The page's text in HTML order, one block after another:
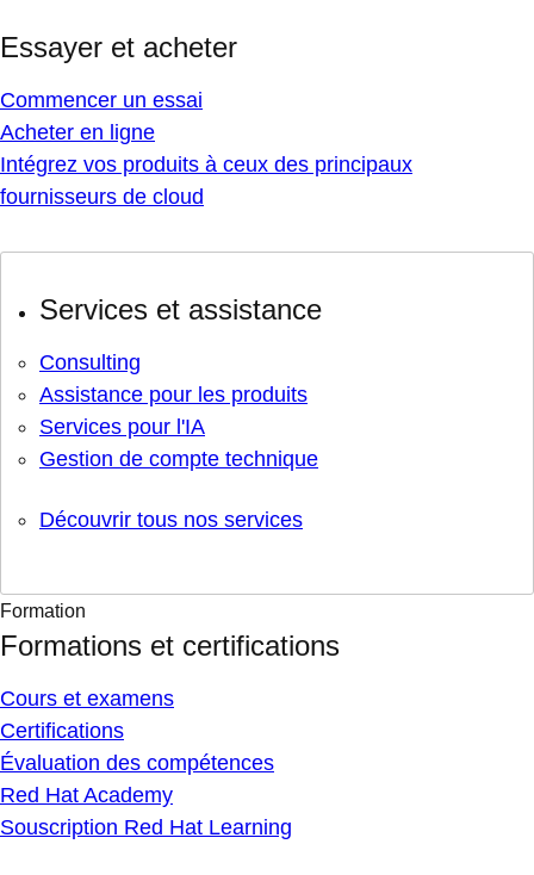
Essayer et acheter
Commencer un essai
Acheter en ligne
Intégrez vos produits à ceux des principaux
fournisseurs de cloud
Services et assistance
Consulting
Assistance pour les produits
Services pour l'IA
Gestion de compte technique
Découvrir tous nos services
Formation
Formations et certifications
Cours et examens
Certifications
Évaluation des compétences
Red Hat Academy
Souscription Red Hat Learning